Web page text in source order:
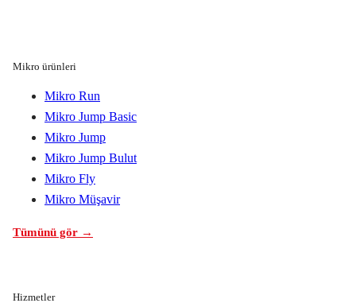
Mikro ürünleri
Mikro Run
Mikro Jump Basic
Mikro Jump
Mikro Jump Bulut
Mikro Fly
Mikro Müşavir
Tümünü gör →
Hizmetler